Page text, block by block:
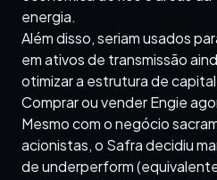
energia.
Além disso, seriam usados
em ativos de transmissão
otimizar a estrutura de
Comprar ou vender Engie
Mesmo com o negócio
acionistas, o Safra decidiu
de underperform